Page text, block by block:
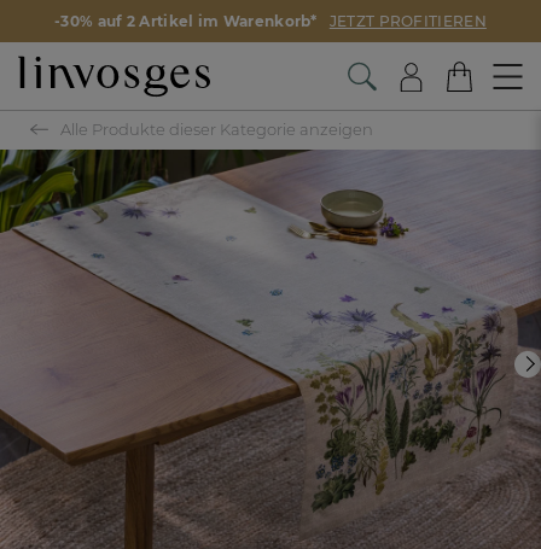
-30% auf 2 Artikel im Warenkorb* JETZT PROFITIEREN
Alle Produkte dieser Kategorie anzeigen